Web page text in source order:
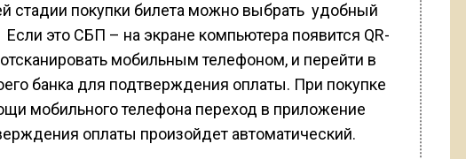
стадии покупки билета можно выбрать удобный
это СБП – на экране компьютера появится QR-
мобильным телефоном, и перейти в
банка для подтверждения оплаты. При покупке
мобильного телефона переход в приложение
оплаты произойдет автоматический.